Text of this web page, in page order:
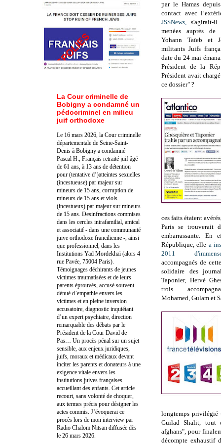
par le Hamas
contact avec
JSSNews, s'agirait-
menées auprès de
Yohann Taïeb et
militants Juifs
date du 24 mai
Président dela
Président avait
ce dossier" ?
ces faits étaient
Paris se trouverait
embarrassante.
République, elle a
2011
accompagnés de
solidaire des
Taponier, Hervé
trois
Mohamed, Gulam et
longtemps privilégié
Guilad Shalit, tout
afghans", pour
décompte exhaustif
La Cour criminelle de
Bobigny a condamné un
pédocriminel en milieu
juif orthodoxe
Le 16 mars 2026, la Cour criminelle
départementale de Seine-Saint-
Denis à Bobigny a condamné
Pascal H., Français retraité juif âgé
de 61 ans, à 13 ans de détention
pour (tentative d’)atteintes sexuelles
(incestueuse) par majeur sur
mineurs de 15 ans, corruption de
mineurs de 15 ans et viols
(incestueux) par majeur sur mineurs
de 15 ans. Desinfractions commises
dans les cercles intrafamilial, amical
et associatif - dans une communauté
juive orthodoxe francilienne -, ainsi
que professionnel, dans les
Institutions Yad Mordekhaï (alors 4
rue Pavée, 75004 Paris).
Témoignages déchirants de jeunes
victimes traumatisées et de leurs
parents éprouvés, accusé souvent
dénué d’empathie envers les
victimes et en pleine inversion
accusatoire, diagnostic inquiétant
d’un expert psychiatre, direction
remarquable des débats par le
Président de la Cour David de
Pas… Un procès pénal sur un sujet
sensible, aux enjeux juridiques,
juifs, moraux et médicaux devant
inciter les parents et donateurs à une
exigence vitale envers les
institutions juives françaises
accueillant des enfants. Cet article
recourt, sans volonté de choquer,
aux termes précis pour désigner les
actes commis. J’évoquerai ce
procès lors de mon interview par
Radio Chalom Nitsan diffusée dès
le 26 mars 2026.